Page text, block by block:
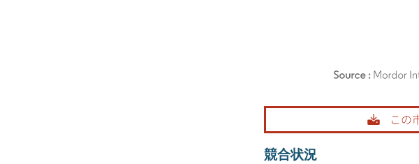
画像 © Mordor Intelligence。再利用に
競合状況